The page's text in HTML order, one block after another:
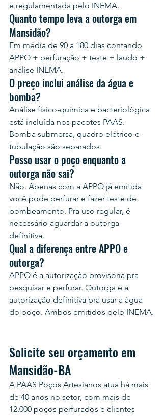
e regulamentada pelo INEMA.
Quanto tempo leva a outorga em
Mansidão?
Em média de 90 a 180 dias contando
APPO + perfuração + teste + laudo +
análise INEMA.
O preço inclui análise da água e
bomba?
Análise físico-química e bacteriológica
está incluída nos pacotes PAAS.
Bomba submersa, quadro elétrico e
tubulação são separados.
Posso usar o poço enquanto a
outorga não sai?
Não. Apenas com a APPO já emitida
você pode perfurar e fazer teste de
bombeamento. Pra uso regular, é
necessário aguardar a outorga
definitiva.
Qual a diferença entre APPO e
outorga?
APPO é a autorização provisória pra
pesquisar e perfurar. Outorga é a
autorização definitiva pra usar a água
do poço. Ambos emitidos pelo INEMA.
Solicite seu orçamento em
Mansidão-BA
A PAAS Poços Artesianos atua há mais
de 40 anos no setor, com mais de
12.000 poços perfurados e clientes